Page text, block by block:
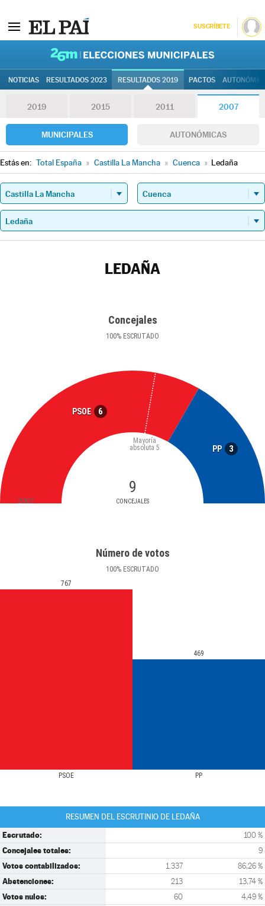
SUSCRÍBETE
NOTICIAS RESULTADOS 2023 RESULTADOS 2019 PACTOS
2019 2015 2011 2007
MUNICIPALES AUTONÓMICAS
Estás en: Total España » Castilla La Mancha » Cuenca » Ledaña
LEDAÑA
Concejales
100% ESCRUTADO
PSOE 6
PP 3
9
CONCEJALES
Mayoría
absoluta 5
2007
Número de votos
100% ESCRUTADO
PSOE PP
767
469
RESUMEN DEL ESCRUTINIO DE LEDAÑA
Escrutado: 100 %
Concejales totales: 9
Votos contabilizados: 1.337 86,26 %
Abstenciones: 213 13,74 %
Votos nulos: 60 4,49 %